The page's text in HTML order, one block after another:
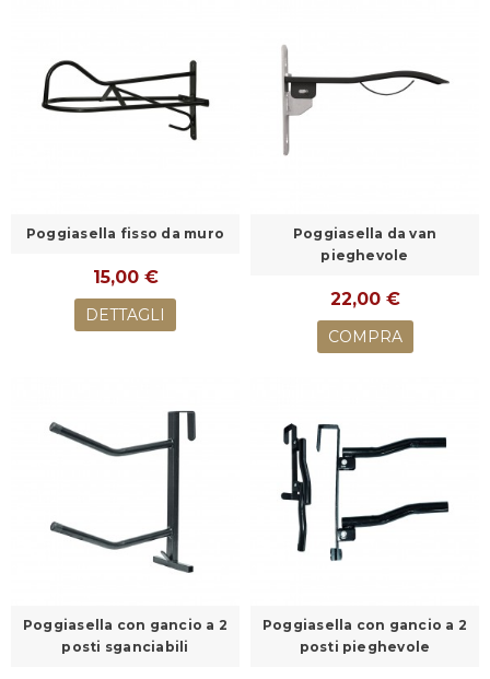
Poggiasella fisso da muro
15,00 €
DETTAGLI
Poggiasella da van
pieghevole
22,00 €
COMPRA
Poggiasella con gancio a 2
posti sganciabili
Poggiasella con gancio a 2
posti pieghevole